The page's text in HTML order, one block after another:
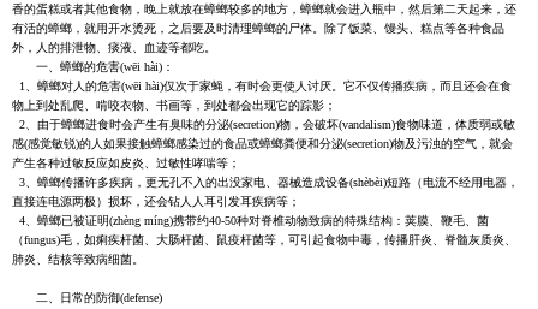
香的蛋糕或者其他食物，晚上就放在蟑螂较多的地方，蟑螂就会进入瓶中，然后第二天起来，还
有活的蟑螂，就用开水烫死，之后要及时清理蟑螂的尸体。除了饭菜、馒头、糕点等各种食品
外，人的排泄物、痰液、血迹等都吃。
一、蟑螂的危害(wēi hài)：
1、蟑螂对人的危害(wēi hài)仅次于家蝇，有时会更使人讨厌。它不仅传播疾病，而且还会在食
物上到处乱爬、啃咬衣物、书画等，到处都会出现它的踪影；
2、由于蟑螂进食时会产生有臭味的分泌(secretion)物，会破坏(vandalism)食物味道，体质弱或敏
感(感觉敏锐)的人如果接触蟑螂感染过的食品或蟑螂粪便和分泌(secretion)物及污浊的空气，就会
产生各种过敏反应如皮炎、过敏性哮喘等；
3、蟑螂传播许多疾病，更无孔不入的出没家电、器械造成设备(shèbèi)短路（电流不经用电器，
直接连电源两极）损坏，还会钻人人耳引发耳疾病等；
4、蟑螂已被证明(zhèng míng)携带约40-50种对脊椎动物致病的特殊结构：荚膜、鞭毛、菌
（fungus)毛，如痢疾杆菌、大肠杆菌、鼠疫杆菌等，可引起食物中毒，传播肝炎、脊髓灰质炎、
肺炎、结核等致病细菌。
二、日常的防御(defense)